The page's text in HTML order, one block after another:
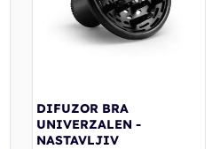
DIFUZOR BRA
UNIVERZALEN -
NASTAVLJIV